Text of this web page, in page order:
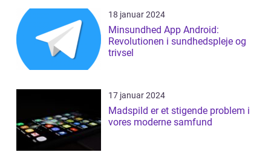
18 januar 2024
Minsundhed App Android:
Revolutionen i sundhedspleje og
trivsel
17 januar 2024
Madspild er et stigende problem i
vores moderne samfund